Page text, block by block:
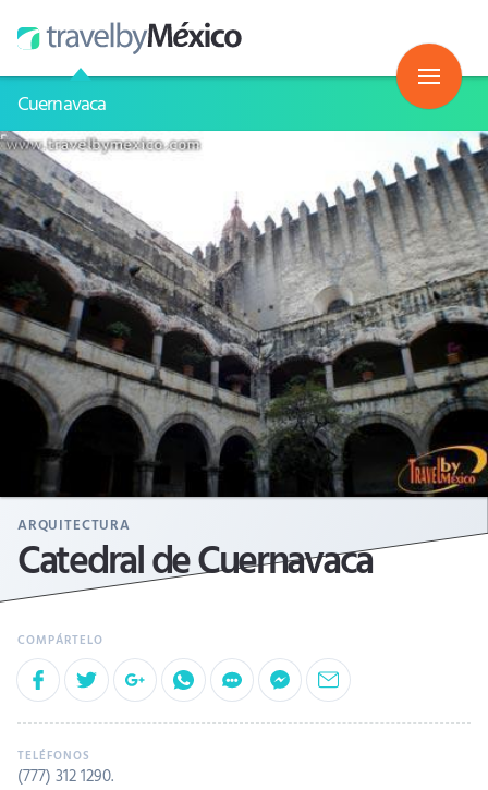
Cuernavaca
ARQUITECTURA
Catedral de Cuernavaca
(777) 312 1290.